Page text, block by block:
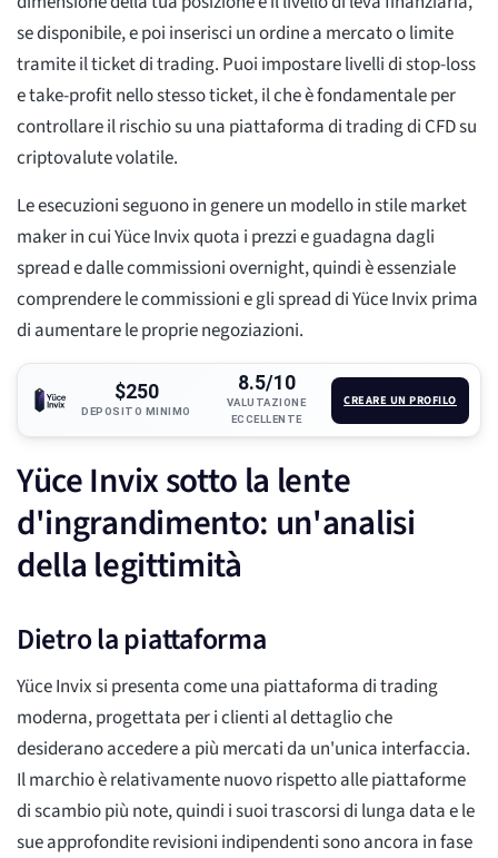
se disponibile, e poi inserisci un ordine a mercato o limite
tramite il ticket di trading. Puoi impostare livelli di stop-loss
e take-profit nello stesso ticket, il che è fondamentale per
controllare il rischio su una piattaforma di trading di CFD su
criptovalute volatile.
Le esecuzioni seguono in genere un modello in stile market
maker in cui Yüce Invix quota i prezzi e guadagna dagli
spread e dalle commissioni overnight, quindi è essenziale
comprendere le commissioni e gli spread di Yüce Invix prima
di aumentare le proprie negoziazioni.
$250
DEPOSITO MINIMO
8.5/10
VALUTAZIONE
ECCELLENTE
CREARE UN PROFILO
Yüce Invix sotto la lente
d'ingrandimento: un'analisi
della legittimità
Dietro la piattaforma
Yüce Invix si presenta come una piattaforma di trading
moderna, progettata per i clienti al dettaglio che
desiderano accedere a più mercati da un'unica interfaccia.
Il marchio è relativamente nuovo rispetto alle piattaforme
di scambio più note, quindi i suoi trascorsi di lunga data e le
sue approfondite revisioni indipendenti sono ancora in fase